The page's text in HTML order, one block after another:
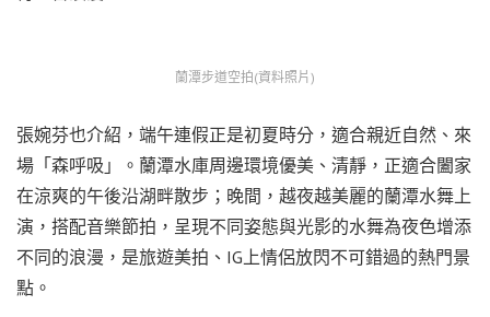
蘭潭步道空拍(資料照片)
張婉芬也介紹，端午連假正是初夏時分，適合親近自然、來
場「森呼吸」。蘭潭水庫周邊環境優美、清靜，正適合闔家
在涼爽的午後沿湖畔散步；晚間，越夜越美麗的蘭潭水舞上
演，搭配音樂節拍，呈現不同姿態與光影的水舞為夜色增添
不同的浪漫，是旅遊美拍、IG上情侶放閃不可錯過的熱門景
點。